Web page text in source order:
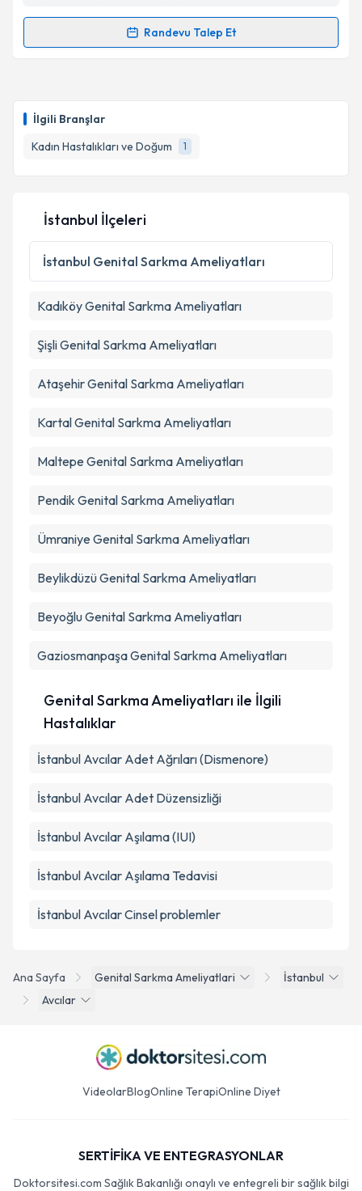
İlgili Branşlar
Kadın Hastalıkları ve Doğum
1
Randevu Talep Et
Randevu Takvimi Talebi
takvim hazırlandığında e-posta ile bilgilendireceğiz.
Kişisel verilerimin işlenmesine ilişkinAydınlatma
Metni
'ni okudum ve kişisel verilerimin belirtilen
kapsamda işlenmesini kabul ediyorum.
Ana Sayfa Genital Sarkma Ameliyatlari
İstanbul
Avcılar
İstanbul İlçeleri
İstanbul Genital Sarkma Ameliyatları
KadıköyGenital Sarkma Ameliyatları
ŞişliGenital Sarkma Ameliyatları
AtaşehirGenital Sarkma Ameliyatları
KartalGenital Sarkma Ameliyatları
Maltepe Genital Sarkma Ameliyatları
Pendik Genital Sarkma Ameliyatları
Ümraniye Genital Sarkma Ameliyatları
BeylikdüzüGenital Sarkma Ameliyatları
BeyoğluGenital Sarkma Ameliyatları
GaziosmanpaşaGenital Sarkma Ameliyatları
Genital Sarkma Ameliyatları ile İlgili
Hastalıklar
İstanbul Avcılar Adet Ağrıları (Dismenore)
İstanbul Avcılar Adet Düzensizliği
İstanbul Avcılar Aşılama (IUI)
İstanbul Avcılar Aşılama Tedavisi
İstanbul Avcılar Cinsel problemler
VideolarBlogOnline TerapiOnline Diyet
SERTİFİKA VE ENTEGRASYONLAR
Doktorsitesi.com Sağlık Bakanlığı onaylı ve entegreli bir sağlık bilgi